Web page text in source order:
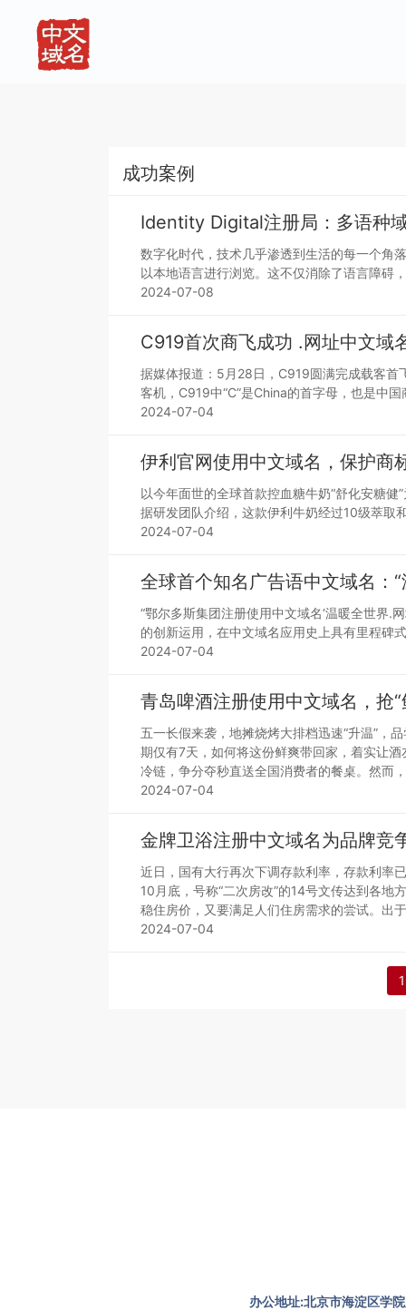
成功案例
Identity Digital注册局：多语种
数字化时代，技术几乎渗透到生活的每一个角
以本地语言进行浏览。这不仅消除了语言障碍
2024-07-08
C919首次商飞成功 .网址中文域
据媒体报道：5月28日，C919圆满完成载客首
客机，C919中“C”是China的首字母，也是中
2024-07-04
伊利官网使用中文域名，保护商
以今年面世的全球首款控血糖牛奶“舒化安糖健
据研发团队介绍，这款伊利牛奶经过10级萃取
2024-07-04
全球首个知名广告语中文域名：
“鄂尔多斯集团注册使用中文域名‘温暖全世界.
的创新运用，在中文域名应用史上具有里程碑
2024-07-04
青岛啤酒注册使用中文域名，抢“
五一长假来袭，地摊烧烤大排档迅速“升温”，
期仅有7天，如何将这份鲜爽带回家，着实让
冷链，争分夺秒直送全国消费者的餐桌。然而
2024-07-04
金牌卫浴注册中文域名为品牌竞
近日，国有大行再次下调存款利率，存款利率
10月底，号称“二次房改”的14号文传达到各
稳住房价，又要满足人们住房需求的尝试。出
2024-07-04
1
办公地址:北京市海淀区